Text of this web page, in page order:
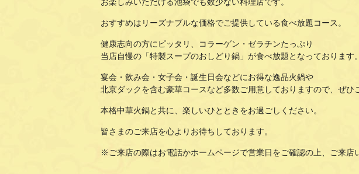
お楽しみいただける池袋でも数少ない料理店です。
おすすめはリーズナブルな価格でご提供している食べ放題コース。
健康志向の方にピッタリ、コラーゲン・ゼラチンたっぷり
当店自慢の「特製スープのおしどり鍋」が食べ放題となっております。
宴会・飲み会・女子会・誕生日会などにお得な逸品火鍋や
北京ダックを含む豪華コースなど多数ご用意しておりますので、ぜひ
本格中華火鍋と共に、楽しいひとときをお過ごしください。
皆さまのご来店を心よりお待ちしております。
※ご来店の際はお電話かホームページで営業日をご確認の上、ご来店